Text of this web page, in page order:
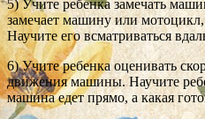
5) Учите ребенка замечать
замечает машину или
Научите его всматриваться
6) Учите ребенка оценивать
движения машины. Научите
машина едет прямо, а какая